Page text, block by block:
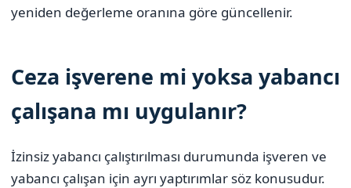
yeniden değerleme oranına göre güncellenir.
Ceza işverene mi yoksa yabancı
çalışana mı uygulanır?
İzinsiz yabancı çalıştırılması durumunda işveren ve
yabancı çalışan için ayrı yaptırımlar söz konusudur.